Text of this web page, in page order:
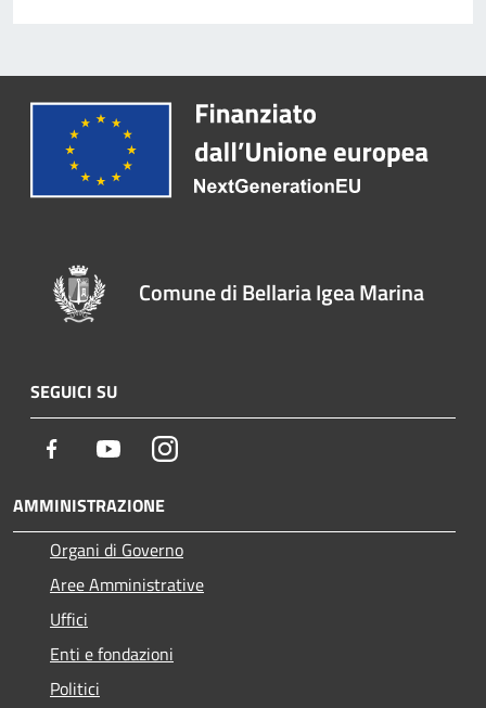
Comune di Bellaria Igea Marina
SEGUICI SU
Facebook YoutubeInstagram
AMMINISTRAZIONE
Organi di Governo
Aree Amministrative
Uffici
Enti e fondazioni
Politici